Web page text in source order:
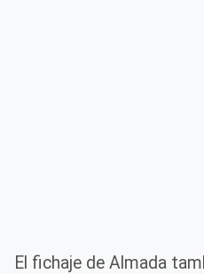
El fichaje de Almada